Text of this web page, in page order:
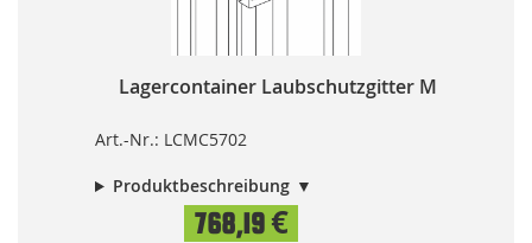
Lagercontainer Laubschutzgitter M
Art.-Nr.: LCMC5702
Produktbeschreibung
768,19 €